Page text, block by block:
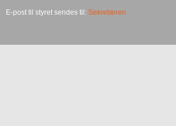
E-post til styret sendes til: Sekretæren